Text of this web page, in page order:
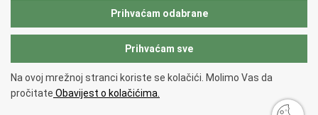
Copyright © 2026 Ministarstvo znanosti, obrazovanja i mladih.
korištenjaIzjava o pristupačnosti
Prihvaćam odabrane
Prihvaćam sve
Na ovoj mrežnoj stranci koriste se kolačići. Molimo Vas da
pročitate Obavijest o kolačićima.